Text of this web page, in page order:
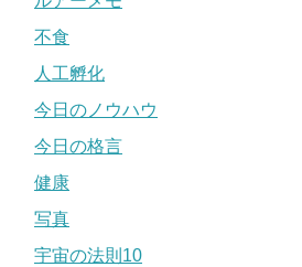
不食
人工孵化
今日のノウハウ
今日の格言
健康
写真
宇宙の法則10